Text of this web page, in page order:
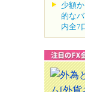
少額
的な
内全7